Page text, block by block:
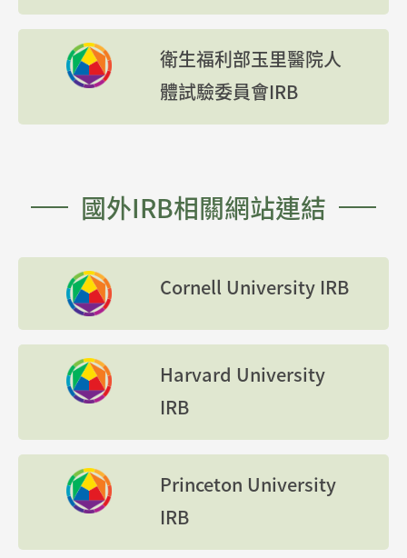
衛生福利部玉里醫院人
體試驗委員會IRB
國外IRB相關網站連結
Cornell University IRB
Harvard University
IRB
Princeton University
IRB